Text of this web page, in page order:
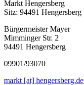
Markt Hengersberg
Sitz: 94491 Hengersberg
Bürgermeister Mayer
Mimminger Str. 2
94491 Hengersberg
09901/93070
markt [at] hengersberg.de